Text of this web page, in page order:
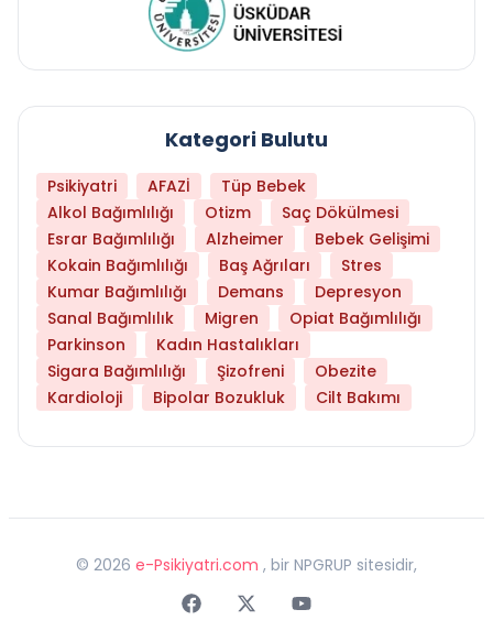
Kategori Bulutu
Psikiyatri AFAZİ
Tüp Bebek
Alkol Bağımlılığı
Otizm
Saç Dökülmesi
Esrar Bağımlılığı
Alzheimer
Bebek Gelişimi
Kokain Bağımlılığı
Baş Ağrıları
Stres
Kumar Bağımlılığı
Demans
Depresyon
Sanal Bağımlılık
Migren
Opiat Bağımlılığı
Parkinson
Kadın Hastalıkları
Sigara Bağımlılığı
Şizofreni
Obezite
Kardioloji
Bipolar Bozukluk Cilt Bakımı
© 2026 e-Psikiyatri.com , bir NPGRUP sitesidir,